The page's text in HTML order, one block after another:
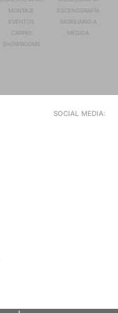
MONTAJE
EVENTOS
CARPAS
SHOWROOMS
ESCENOGRAFÍA
MOBILIARIO A
MEDIDA
SOCIAL MEDIA: